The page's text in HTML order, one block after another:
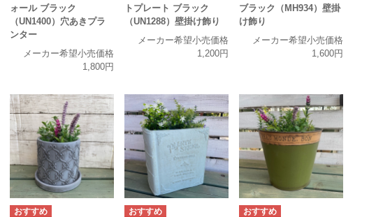
ォール ブラック
（UN1400）穴あきプラ
ンター
メーカー希望小売価格
1,800円
トプレート ブラック
（UN1288）壁掛け飾り
メーカー希望小売価格
1,200円
ブラック（MH934）壁掛
け飾り
メーカー希望小売価格
1,600円